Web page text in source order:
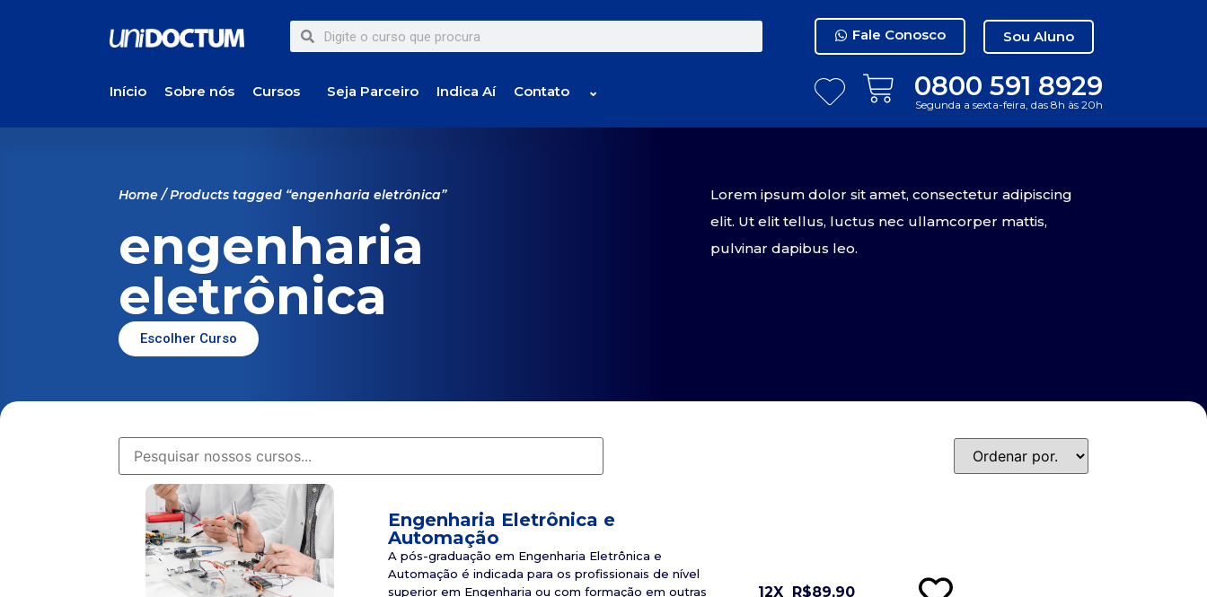
Fale Conosco Sou Aluno
Início Sobre nós Cursos Seja Parceiro Indica Aí Contato ⌄ 0800 591 8929
Segunda a sexta-feira, das 8h às 20h
Home/ Products tagged “engenharia eletrônica”
engenharia
eletrônica
Escolher Curso
Lorem ipsum dolor sit amet, consectetur adipiscing
elit. Ut elit tellus, luctus nec ullamcorper mattis,
pulvinar dapibus leo.
Engenharia Eletrônica e
Automação
A pós-graduação em Engenharia Eletrônica e
Automação é indicada para os profissionais de nível
superior em Engenharia ou com formação em outras
12X R$89,90